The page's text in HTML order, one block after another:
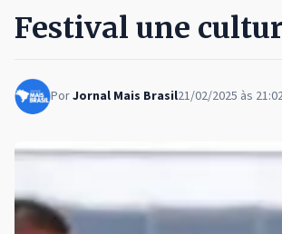
Festival une
PorJornal Mais Brasil21/02/2025 às